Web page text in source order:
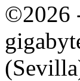
©2026